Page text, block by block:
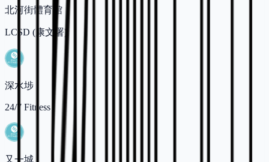
北河街體育館
LCSD (康文署)
深水埗
24/7 Fitness
又一城